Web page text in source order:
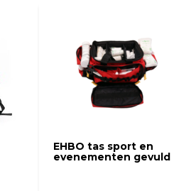
EHBO tas sport en
evenementen gevuld